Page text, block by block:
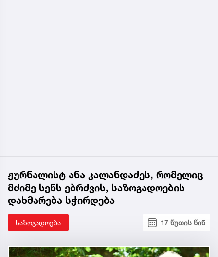
ჟურნალისტ ანა კალანდაძეს, რომელიც
მძიმე სენს ებრძვის, საზოგადოების
დახმარება სჭირდება
საზოგადოება 17 წუთის წინ